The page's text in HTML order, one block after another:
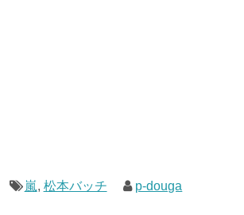
嵐, 松本バッチ p-douga